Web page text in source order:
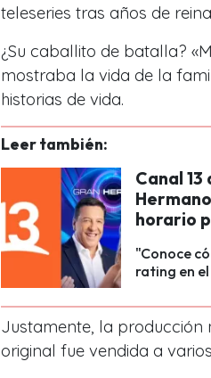
teleseries tras años de
¿Su caballito de batalla?
mostraba la vida de la
historias de vida.
Leer también:
Canal
horario
"Conoce
rating en
Justamente, la producción
original fue vendida a